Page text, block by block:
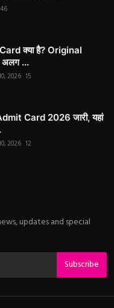
46
क्या है? Original
...
2026 15
Card 2026 जारी, यहां
2026 12
updates and special
Subscribe